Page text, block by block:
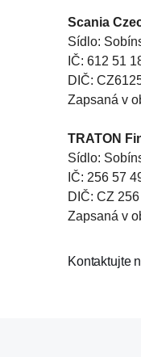
Scania
Sídlo:
IČ: 612 51
DIČ:
Zapsaná v
TRATON
Sídlo:
IČ: 256 57
DIČ: CZ
Zapsaná v
Kontaktujte